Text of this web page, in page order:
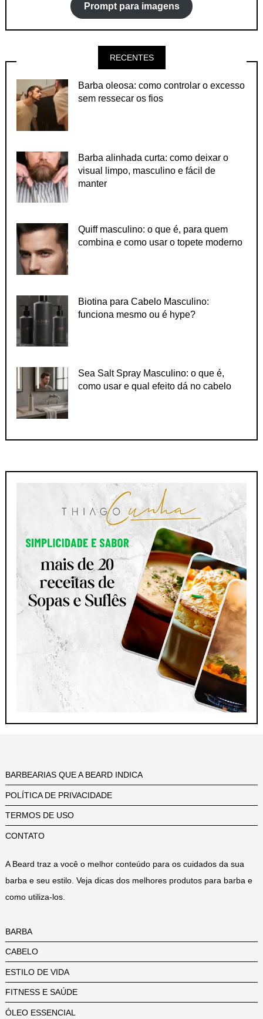
Prompt para imagens
RECENTES
Barba oleosa: como controlar o excesso
sem ressecar os fios
Barba alinhada curta: como deixar o
visual limpo, masculino e fácil de
manter
Quiff masculino: o que é, para quem
combina e como usar o topete moderno
Biotina para Cabelo Masculino:
funciona mesmo ou é hype?
Sea Salt Spray Masculino: o que é,
como usar e qual efeito dá no cabelo
BARBEARIAS QUE A BEARD INDICA
POLÍTICA DE PRIVACIDADE
TERMOS DE USO
CONTATO
A Beard traz a você o melhor conteúdo para os cuidados da sua
barba e seu estilo. Veja dicas dos melhores produtos para barba e
como utiliza-los.
BARBA
CABELO
ESTILO DE VIDA
FITNESS E SAÚDE
ÓLEO ESSENCIAL